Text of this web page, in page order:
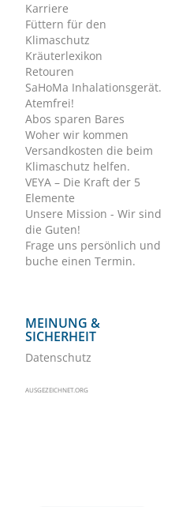
Karriere
Füttern für den
Klimaschutz
Kräuterlexikon
Retouren
SaHoMa Inhalationsgerät.
Atemfrei!
Abos sparen Bares
Woher wir kommen
Versandkosten die beim
Klimaschutz helfen.
VEYA – Die Kraft der 5
Elemente
Unsere Mission - Wir sind
die Guten!
Frage uns persönlich und
buche einen Termin.
MEINUNG &
SICHERHEIT
Datenschutz
AUSGEZEICHNET.ORG